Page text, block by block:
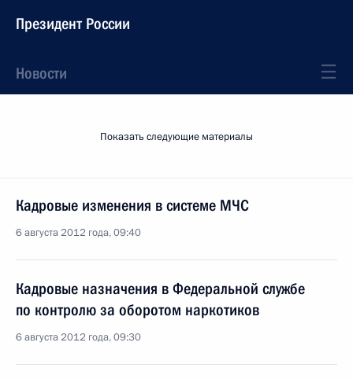
Президент России
Новости
Показать следующие материалы
Кадровые изменения в системе МЧС
6 августа 2012 года, 09:40
Кадровые назначения в Федеральной службе
по контролю за оборотом наркотиков
6 августа 2012 года, 09:30